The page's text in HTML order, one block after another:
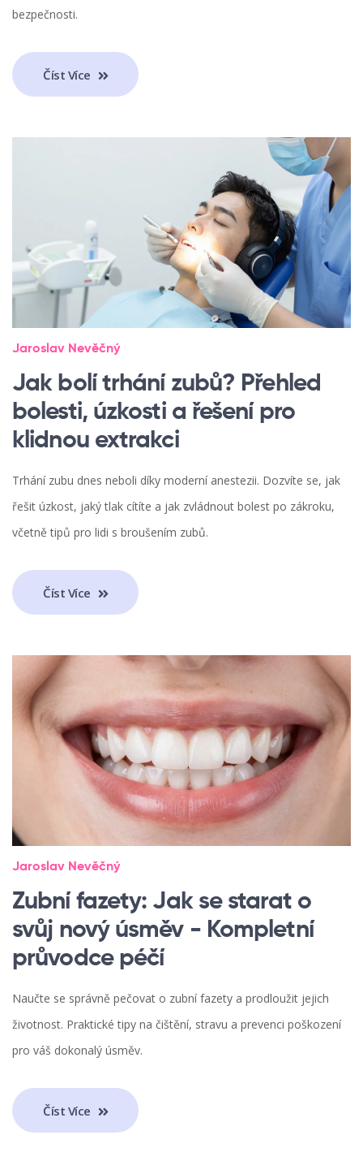
bezpečnosti.
Číst Více
Jaroslav Nevěčný
Jak bolí trhání zubů? Přehled
bolesti, úzkosti a řešení pro
klidnou extrakci
Trhání zubu dnes neboli díky moderní anestezii. Dozvíte se, jak
řešit úzkost, jaký tlak cítíte a jak zvládnout bolest po zákroku,
včetně tipů pro lidi s broušením zubů.
Číst Více
Jaroslav Nevěčný
Zubní fazety: Jak se starat o
svůj nový úsměv - Kompletní
průvodce péčí
Naučte se správně pečovat o zubní fazety a prodloužit jejich
životnost. Praktické tipy na čištění, stravu a prevenci poškození
pro váš dokonalý úsměv.
Číst Více